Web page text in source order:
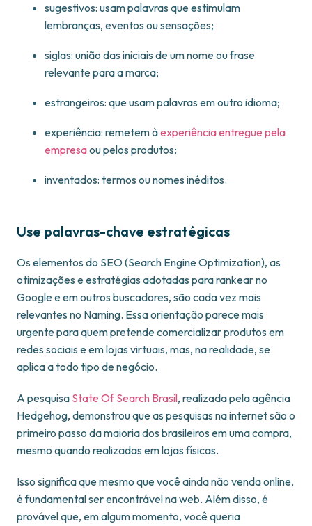
sugestivos: usam palavras que estimulam
lembranças, eventos ou sensações;
siglas: união das iniciais de um nome ou frase
relevante para a marca;
estrangeiros: que usam palavras em outro idioma;
experiência: remetem àexperiência entregue pela
empresaou pelos produtos;
inventados: termos ou nomes inéditos.
Use palavras-chave estratégicas
Os elementos do SEO (Search Engine Optimization), as
otimizações e estratégias adotadas para rankear no
Google e em outros buscadores, são cada vez mais
relevantes no Naming. Essa orientação parece mais
urgente para quem pretende comercializar produtos em
redes sociais e em lojas virtuais, mas, na realidade, se
aplica a todo tipo de negócio.
A pesquisa State Of Search Brasil, realizada pela agência
Hedgehog, demonstrou que as pesquisas na internet são o
primeiro passo da maioria dos brasileiros em uma compra,
mesmo quando realizadas em lojas físicas.
Isso significa que mesmo que você ainda não venda online,
é fundamental ser encontrável na web. Além disso, é
provável que, em algum momento, você queria